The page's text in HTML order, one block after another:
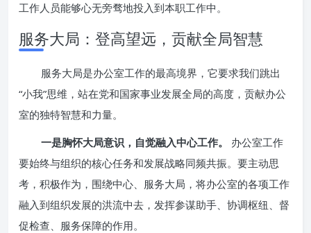
工作人员能够心无旁骛地投入到本职工作中。
服务大局：登高望远，贡献全局智慧
服务大局是办公室工作的最高境界，它要求我们跳出
“小我”思维，站在党和国家事业发展全局的高度，贡献办公
室的独特智慧和力量。
一是胸怀大局意识，自觉融入中心工作。
办公室工作
要始终与组织的核心任务和发展战略同频共振。要主动思
考，积极作为，围绕中心、服务大局，将办公室的各项工作
融入到组织发展的洪流中去，发挥参谋助手、协调枢纽、督
促检查、服务保障的作用。